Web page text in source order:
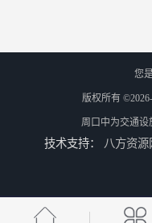
您
版权所有
周口中为交通设
技术支持： 八方资源